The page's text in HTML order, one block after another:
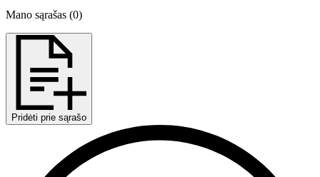
Mano sąrašas (0)
Pridėti prie sąrašo